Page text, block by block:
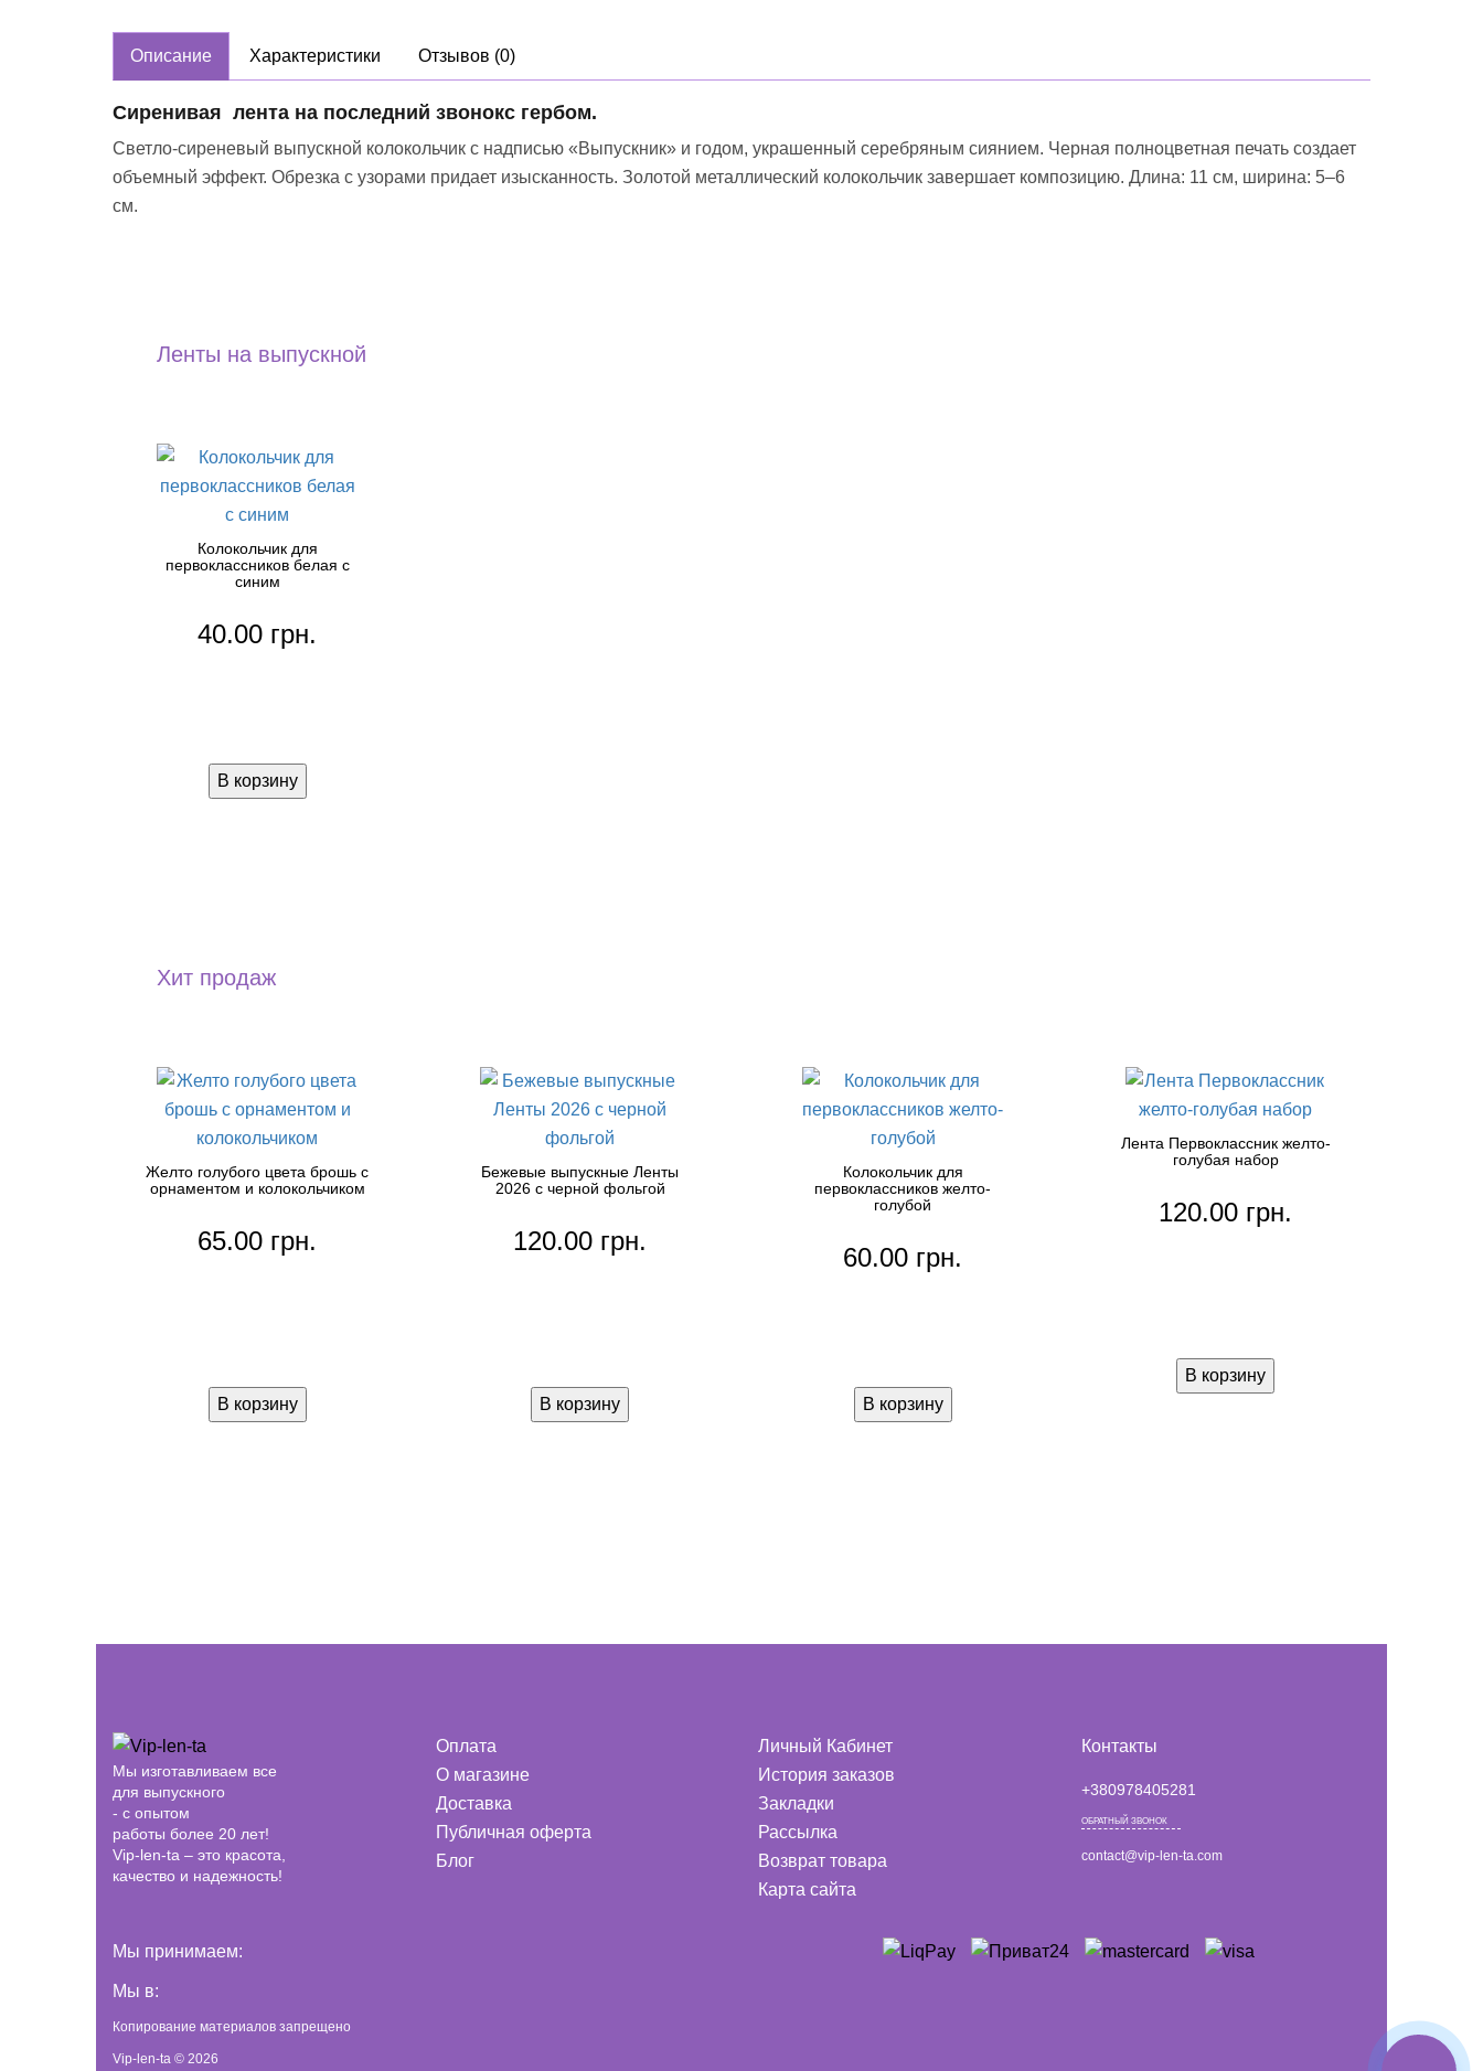
Описание Характеристики Отзывов (0)
Сиренивая лента на последний звонокс гербом.
Светло-сиреневый выпускной колокольчик с надписью «Выпускник» и годом, украшенный серебряным сиянием. Черная полноцветная печать создает
объемный эффект. Обрезка с узорами придает изысканность. Золотой металлический колокольчик завершает композицию. Длина: 11 см, ширина: 5–6
см.
Ленты на выпускной
Колокольчик для
первоклассников белая с
синим
40.00 грн.
В корзину
Хит продаж
Желто голубого цвета брошь с
орнаментом и колокольчиком
65.00 грн.
В корзину
Бежевые выпускные Ленты
2026 с черной фольгой
120.00 грн.
В корзину
Колокольчик для
первоклассников желто-
голубой
60.00 грн.
В корзину
Лента Первоклассник желто-
голубая набор
120.00 грн.
В корзину
Мы изготавливаем все
для выпускного
- с опытом
работы более 20 лет!
Vip-len-ta – это красота,
качество и надежность!
Оплата
О магазине
Доставка
Публичная оферта
Блог
Личный Кабинет
История заказов
Закладки
Рассылка
Возврат товара
Карта сайта
Контакты
+380978405281
ОБРАТНЫЙ ЗВОНОК
contact@vip-len-ta.com
Мы принимаем:
Мы в:
Копирование материалов запрещено
Vip-len-ta © 2026